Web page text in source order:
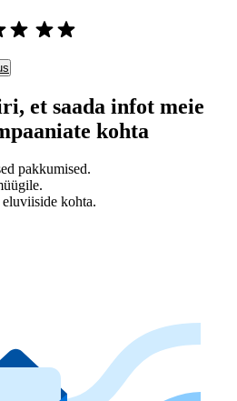
et saada infot meie
kohta
pakkumised.
kohta.